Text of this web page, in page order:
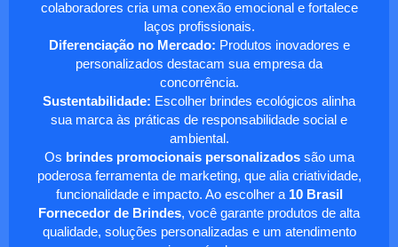
colaboradores cria uma conexão emocional e fortalece
laços profissionais.
Diferenciação no Mercado: Produtos inovadores e
personalizados destacam sua empresa da
concorrência.
Sustentabilidade: Escolher brindes ecológicos alinha
sua marca às práticas de responsabilidade social e
ambiental.
Os brindes promocionais personalizadossão uma
poderosa ferramenta de marketing, que alia criatividade,
funcionalidade e impacto. Ao escolher a 10 Brasil
Fornecedor de Brindes, você garante produtos de alta
qualidade, soluções personalizadas e um atendimento